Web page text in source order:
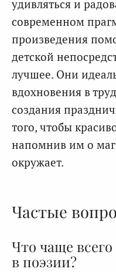
удивляться и
современном
произведения
детской
лучшее. Они
вдохновения в
создания
того, чтобы
напомнив им о
окружает.
Частые
Что чаще
в поэзии?